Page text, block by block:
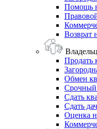
Помощь
Возврат
Продать
Обмен
Срочный
Сдать
Сдать
Оценка